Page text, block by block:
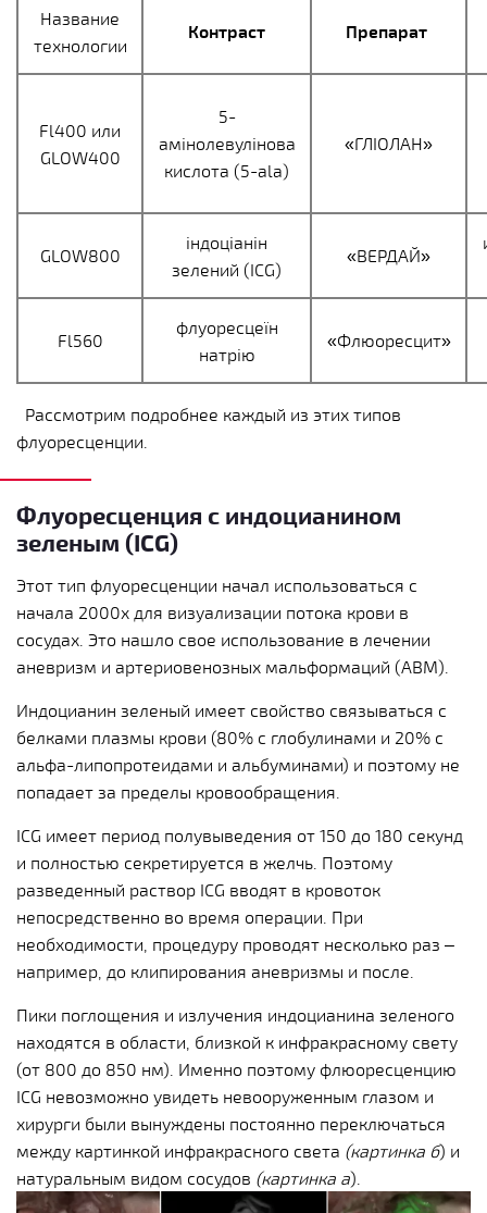
Название
технологии
Контраст Препарат
Fl400 или
GLOW400
5-
амінолевулінова
кислота (5-ala)
«ГЛІОЛАН»
GLOW800
індоціанін
зелений (ICG)
«ВЕРДАЙ»
Fl560
флуоресцеїн
натрію
«Флюоресцит»
Рассмотрим подробнее каждый из этих типов
флуоресценции.
Флуоресценция с индоцианином
зеленым (ICG)
Этот тип флуоресценции начал использоваться с
начала 2000х для визуализации потока крови в
сосудах. Это нашло свое использование в лечении
аневризм и артериовенозных мальформаций (АВМ).
Индоцианин зеленый имеет свойство связываться с
белками плазмы крови (80% с глобулинами и 20% с
альфа-липопротеидами и альбуминами) и поэтому не
попадает за пределы кровообращения.
ICG имеет период полувыведения от 150 до 180 секунд
и полностью секретируется в желчь. Поэтому
разведенный раствор ICG вводят в кровоток
непосредственно во время операции. При
необходимости, процедуру проводят несколько раз –
например, до клипирования аневризмы и после.
Пики поглощения и излучения индоцианина зеленого
находятся в области, близкой к инфракрасному свету
(от 800 до 850 нм). Именно поэтому флюоресценцию
ICG невозможно увидеть невооруженным глазом и
хирурги были вынуждены постоянно переключаться
между картинкой инфракрасного света (картинка б) и
натуральным видом сосудов (картинка а).